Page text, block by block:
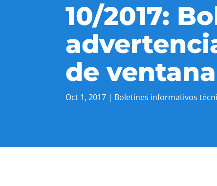
10/2017:
de
Oct 1, 2017 | Boletines informativos